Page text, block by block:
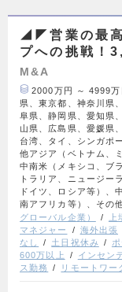
◢◤営業の最
プへの挑戦
M&A
2000万円 ～ 4999万
県、東京都、神奈川県
阜県、静岡県、愛知県
山県、広島県、愛媛県
台湾、タイ、シンガポ
他アジア（ベトナム、
中南米（メキシコ、ブ
トラリア、ニュージー
ドイツ、ロシア等）、
南アフリカ等）、その
グローバル企業）
マネジャー
海外出張
なし
土日祝休み
600万以上
インセン
ス勤務
リモートワー